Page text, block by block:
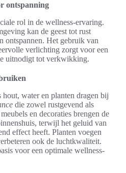
ontspanning
rol in de wellness-ervaring.
kan de geest tot rust
ontspannen. Het gebruik van
verlichting zorgt voor een
uitnodigt tot verkwikking.
water en planten dragen bij
die zowel rustgevend als
en decoraties brengen de
terwijl het geluid van
effect heeft. Planten voegen
ook de luchtkwaliteit.
voor een optimale wellness-